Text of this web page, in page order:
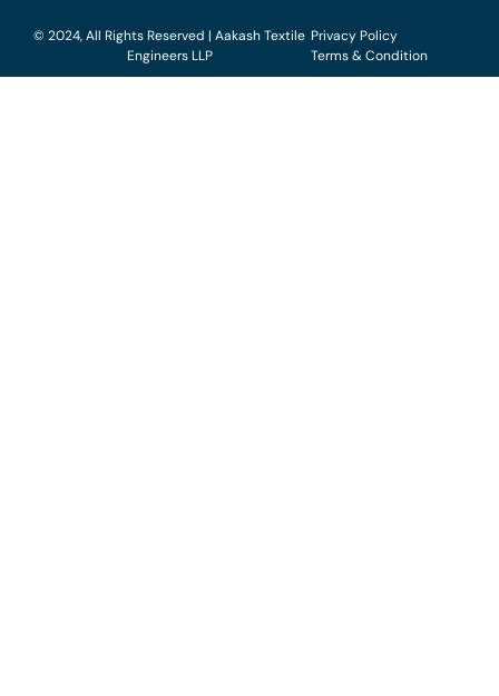
© 2024, All Rights Reserved | Aakash Textile
Engineers LLP
Privacy Policy
Terms & Condition